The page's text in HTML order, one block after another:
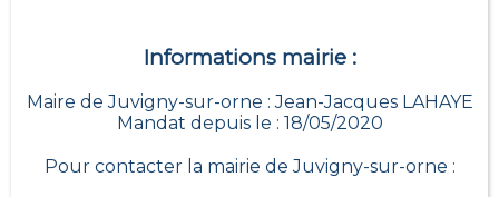
Informations mairie :
Maire de Juvigny-sur-orne : Jean-Jacques LAHAYE
Mandat depuis le : 18/05/2020
Pour contacter la mairie deJuvigny-sur-orne :